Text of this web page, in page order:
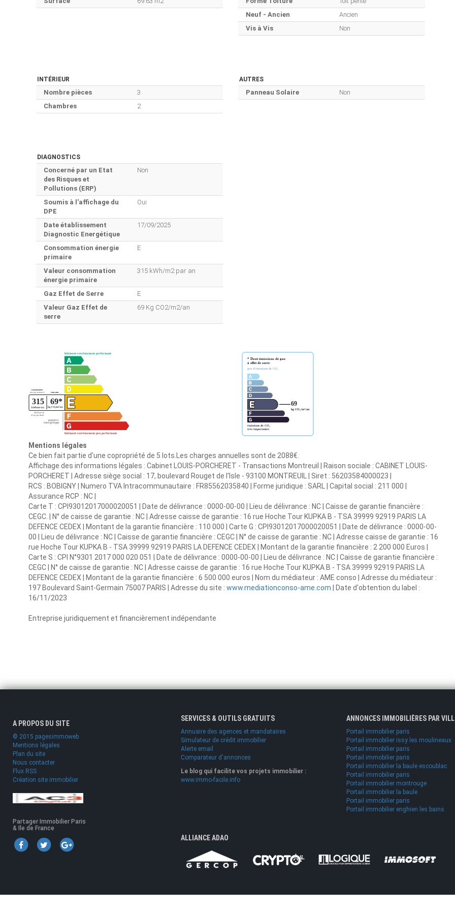
Neuf - Ancien
Ancien
Vis à Vis
Non
INTÉRIEUR
Nombre pièces
3
Chambres
2
AUTRES
Panneau Solaire Non
DIAGNOSTICS
Concerné par un Etat
des Risques et
Pollutions (ERP)
Non
Soumis à l'affichage du
DPE
Oui
Date établissement
Diagnostic Energétique
17/09/2025
Consommation énergie
primaire
E
Valeur consommation
énergie primaire
315 kWh/m2 par an
Gaz Effet de Serre
E
Valeur Gaz Effet de
serre
69 Kg CO2/m2/an
Mentions légales
Ce bien fait partie d'une copropriété de 5 lots.Les charges annuelles sont de 2088€.
Affichage des informations légales : Cabinet LOUIS-PORCHERET - Transactions Montreuil | Raison sociale : CABINET LOUIS-
PORCHERET | Adresse siège social : 17, boulevard Rouget de l'Isle - 93100 MONTREUIL | Siret : 56203584000023 |
RCS : BOBIGNY | Numero TVA Intracommunautaire : FR85562035840 | Forme juridique : SARL | Capital social : 211 000 |
Assurance RCP : NC |
Carte T : CPI93012017000020051 | Date de délivrance : 0000-00-00 | Lieu de délivrance : NC | Caisse de garantie financière :
CEGC. | N° de caisse de garantie : NC | Adresse caisse de garantie : 16 rue Hoche Tour KUPKA B - TSA 39999 92919 PARIS LA
DEFENCE CEDEX | Montant de la garantie financière : 110 000 | Carte G : CPI93012017000020051 | Date de délivrance : 0000-00-
00 | Lieu de délivrance : NC | Caisse de garantie financière : CEGC | N° de caisse de garantie : NC | Adresse caisse de garantie : 16
rue Hoche Tour KUPKA B - TSA 39999 92919 PARIS LA DEFENCE CEDEX | Montant de la garantie financière : 2 200 000 Euros |
Carte S : CPI N°9301 2017 000 020 051 | Date de délivrance : 0000-00-00 | Lieu de délivrance : NC | Caisse de garantie financière :
CEGC | N° de caisse de garantie : NC | Adresse caisse de garantie : 16 rue Hoche Tour KUPKA B - TSA 39999 92919 PARIS LA
DEFENCE CEDEX | Montant de la garantie financière : 6 500 000 euros | Nom du médiateur : AME conso | Adresse du médiateur :
197 Boulevard Saint-Germain 75007 PARIS | Adresse du site : www.mediationconso-ame.com | Date d'obtention du label :
16/11/2023
Entreprise juridiquement et financièrement indépendante
A PROPOS DU SITE
© 2015 pagesimmoweb
Mentions légales
Plan du site
Nous contacter
Flux RSS
Création site immobilier
Partager Immobilier Paris
& Ile de France
SERVICES & OUTILS GRATUITS
Annuaire des agences et mandataires
Simulateur de crédit immobilier
Alerte email
Comparateur d'annonces
Le blog qui facilite vos projets immobilier :
www.immo-facile.info
ANNONCES IMMOBILIÈRES PAR
Portail immobilier paris
Portail immobilier issy les moulineaux
Portail immobilier paris
Portail immobilier paris
Portail immobilier la baule escoublac
Portail immobilier paris
Portail immobilier montrouge
Portail immobilier la baule
Portail immobilier paris
Portail immobilier enghien les bains
ALLIANCE ADAO